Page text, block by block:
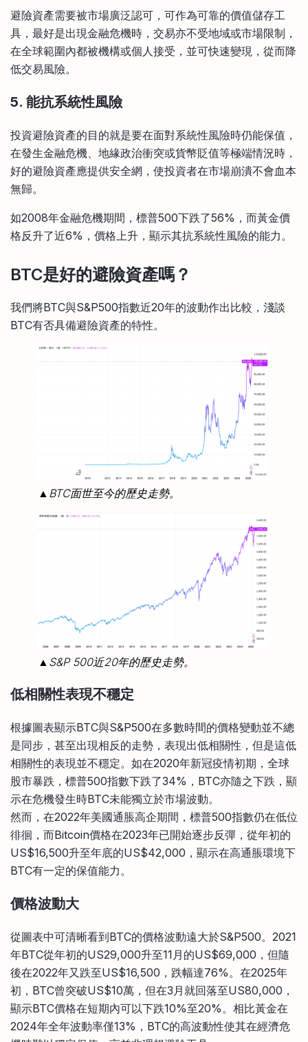
避險資產需要被市場廣泛認可，可作為可靠的價值儲存工
具，最好是出現金融危機時，交易亦不受地域或市場限制，
在全球範圍內都被機構或個人接受，並可快速變現，從而降
低交易風險。
5. 能抗系統性風險
投資避險資產的目的就是要在面對系統性風險時仍能保值，
在發生金融危機、地緣政治衝突或貨幣貶值等極端情況時，
好的避險資產應提供安全網，使投資者在市場崩潰不會血本
無歸。
如2008年金融危機期間，標普500下跌了56%，而黃金價
格反升了近6%，價格上升，顯示其抗系統性風險的能力。
BTC是好的避險資產嗎？
我們將BTC與S&P500指數近20年的波動作出比較，淺談
BTC有否具備避險資產的特性。
▲BTC面世至今的歷史走勢。
▲S&P 500近20年的歷史走勢。
低相關性表現不穩定
根據圖表顯示BTC與S&P500在多數時間的價格變動並不總
是同步，甚至出現相反的走勢，表現出低相關性，但是這低
相關性的表現並不穩定。如在2020年新冠疫情初期，全球
股市暴跌，標普500指數下跌了34%，BTC亦隨之下跌，顯
示在危機發生時BTC未能獨立於市場波動。
然而，在2022年美國通脹高企期間，標普500指數仍在低位
徘徊，而Bitcoin價格在2023年已開始逐步反彈，從年初的
US$16,500升至年底的US$42,000，顯示在高通脹環境下
BTC有一定的保值能力。
價格波動大
從圖表中可清晰看到BTC的價格波動遠大於S&P500。2021
年BTC從年初的US29,000升至11月的US$69,000，但隨
後在2022年又跌至US$16,500，跌幅達76%。在2025年
初，BTC曾突破US$10萬，但在3月就回落至US80,000，
顯示BTC價格在短期內可以下跌10%至20%。相比黃金在
2024年全年波動率僅13%，BTC的高波動性使其在經濟危